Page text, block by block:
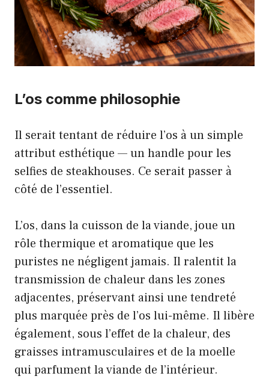
L’os comme philosophie
Il serait tentant de réduire l’os à un simple
attribut esthétique — un handle pour les
selfies de steakhouses. Ce serait passer à
côté de l’essentiel.
L’os, dans la cuisson de la viande, joue un
rôle thermique et aromatique que les
puristes ne négligent jamais. Il ralentit la
transmission de chaleur dans les zones
adjacentes, préservant ainsi une tendreté
plus marquée près de l’os lui-même. Il libère
également, sous l’effet de la chaleur, des
graisses intramusculaires et de la moelle
qui parfument la viande de l’intérieur.